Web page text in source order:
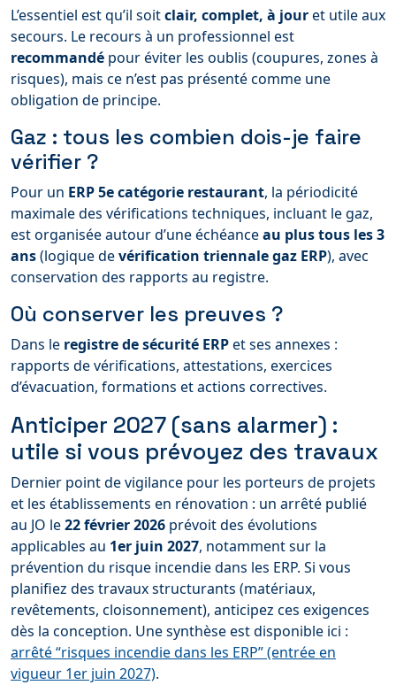
L’essentiel est qu’il soitclair, complet, à jouret utile aux
secours. Le recours à un professionnel est
recommandé pour éviter les oublis (coupures, zones à
risques), mais ce n’est pas présenté comme une
obligation de principe.
Gaz : tous les combien dois-je faire
vérifier ?
Pour un ERP 5e catégorie restaurant, la périodicité
maximale des vérifications techniques, incluant le gaz,
est organisée autour d’une échéanceau plus tous les 3
ans(logique devérification triennale gaz ERP), avec
conservation des rapports au registre.
Où conserver les preuves ?
Dans le registre de sécurité ERPet ses annexes :
rapports de vérifications, attestations, exercices
d’évacuation, formations et actions correctives.
Anticiper 2027 (sans alarmer) :
utile si vous prévoyez des travaux
Dernier point de vigilance pour les porteurs de projets
et les établissements en rénovation : un arrêté publié
au JO le22 février 2026 prévoit des évolutions
applicables au 1er juin 2027, notamment sur la
prévention du risque incendie dans les ERP. Si vous
planifiez des travaux structurants (matériaux,
revêtements, cloisonnement), anticipez ces exigences
dès la conception. Une synthèse est disponible ici :
arrêté “risques incendie dans les ERP” (entrée en
vigueur 1er juin 2027).